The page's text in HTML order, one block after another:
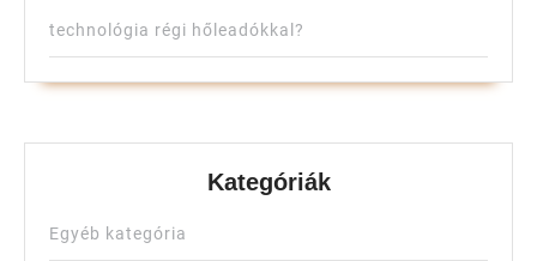
technológia régi hőleadókkal?
Kategóriák
Egyéb kategória